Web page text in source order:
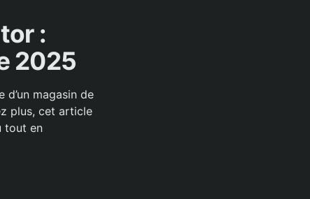
:
2025
magasin de
plus, cet article
tout en